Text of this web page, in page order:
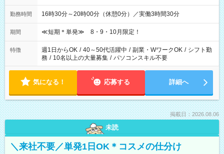
勤務時間 16時30分～20時00分（休憩0分）／実働3時間30分
期間 ≪短期＊単発≫ 8・9・10月限定！
特徴 週1日からOK / 40～50代活躍中 / 副業・WワークOK / シフト勤
務 / 10名以上の大量募集 / パソコンスキル不要
気になる！ 応募する 詳細へ
掲載日：2026.08.06
未読
＼来社不要／単発1日OK＊コスメの仕分け